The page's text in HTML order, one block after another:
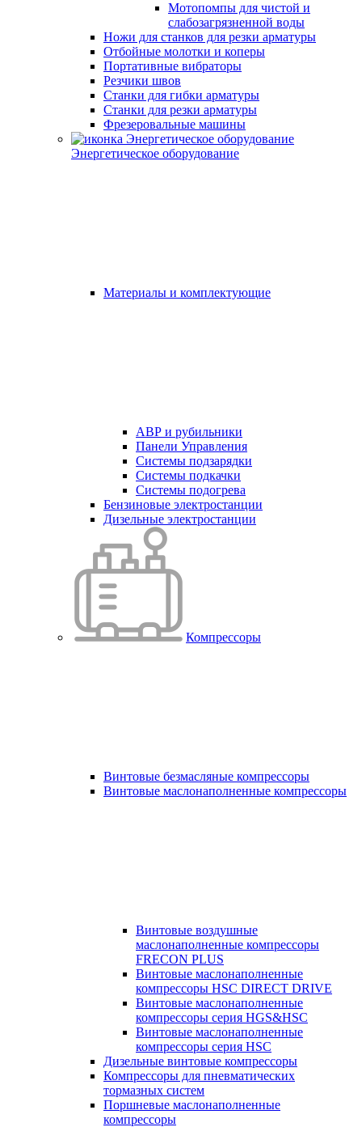
Мотопомпы для чистой и
слабозагрязненной воды
Ножи для станков для резки арматуры
Отбойные молотки и коперы
Портативные вибраторы
Резчики швов
Станки для гибки арматуры
Станки для резки арматуры
Фрезеровальные машины
Энергетическое оборудование
Материалы и комплектующие
АВР и рубильники
Панели Управления
Системы подзарядки
Системы подкачки
Системы подогрева
Бензиновые электростанции
Дизельные электростанции
Компрессоры
Винтовые безмасляные компрессоры
Винтовые маслонаполненные компрессоры
Винтовые воздушные
маслонаполненные компрессоры
FRECON PLUS
Винтовые маслонаполненные
компрессоры HSC DIRECT DRIVE
Винтовые маслонаполненные
компрессоры серия HGS&HSC
Винтовые маслонаполненные
компрессоры серия HSC
Дизельные винтовые компрессоры
Компрессоры для пневматических
тормазных систем
Поршневые маслонаполненные
компрессоры